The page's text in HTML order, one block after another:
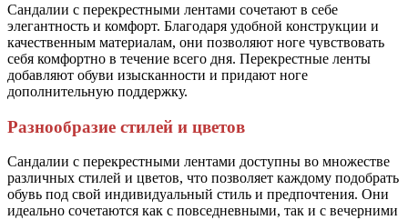
Сандалии с перекрестными лентами сочетают в себе
элегантность и комфорт. Благодаря удобной конструкции и
качественным материалам, они позволяют ноге чувствовать
себя комфортно в течение всего дня. Перекрестные ленты
добавляют обуви изысканности и придают ноге
дополнительную поддержку.
Разнообразие стилей и цветов
Сандалии с перекрестными лентами доступны во множестве
различных стилей и цветов, что позволяет каждому подобрать
обувь под свой индивидуальный стиль и предпочтения. Они
идеально сочетаются как с повседневными, так и с вечерними